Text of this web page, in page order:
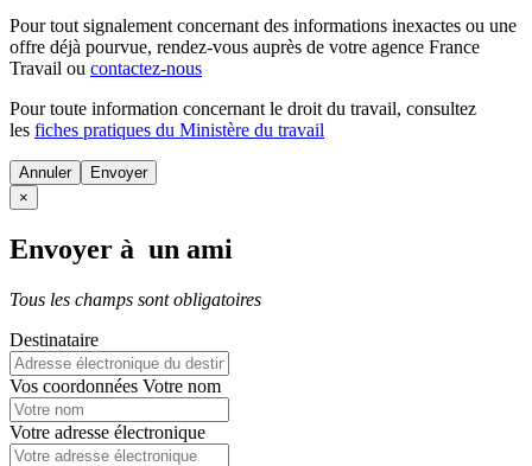
Pour tout signalement concernant des informations inexactes ou une
offre déjà pourvue, rendez-vous auprès de votre agence France
Travail ou contactez-nous
Pour toute information concernant le droit du travail, consultez
les fiches pratiques du Ministère du travail
Annuler
×
Envoyer à un ami
Tous les champs sont obligatoires
Destinataire
Vos coordonnées Votre nom
Votre adresse électronique